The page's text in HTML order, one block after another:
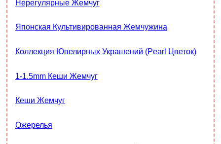
Нерегулярные Жемчуг
Японская Культивированная Жемчужина
Коллекция Ювелирных Украшений (Pearl Цветок)
1-1.5mm Кеши Жемчуг
Кеши Жемчуг
Ожерелья